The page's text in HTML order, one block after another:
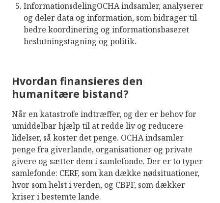
InformationsdelingOCHA indsamler, analyserer
og deler data og information, som bidrager til
bedre koordinering og informationsbaseret
beslutningstagning og politik.
Hvordan finansieres den
humanitære bistand?
Når en katastrofe indtræffer, og der er behov for
umiddelbar hjælp til at redde liv og reducere
lidelser, så koster det penge. OCHA indsamler
penge fra giverlande, organisationer og private
givere og sætter dem i samlefonde. Der er to typer
samlefonde: CERF, som kan dække nødsituationer,
hvor som helst i verden, og CBPF, som dækker
kriser i bestemte lande.